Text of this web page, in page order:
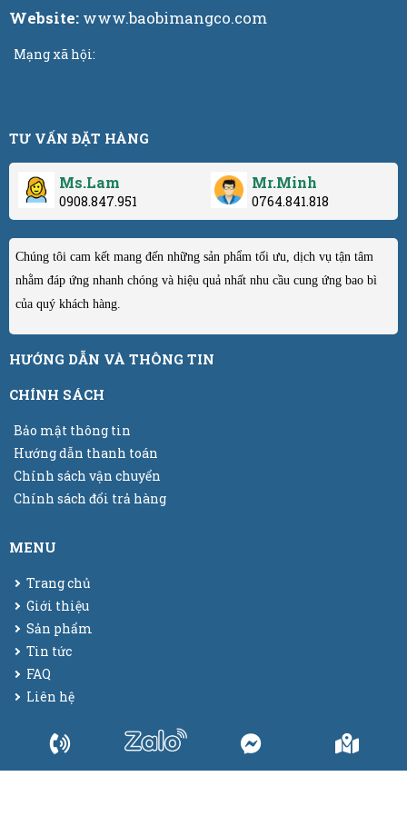
Website: www.baobimangco.com
Mạng xã hội:
TƯ VẤN ĐẶT HÀNG
Ms.Lam
0908.847.951
Mr.Minh
0764.841.818
Chúng tôi cam kết mang đến những sản phẩm tối ưu, dịch vụ tận tâm
nhằm đáp ứng nhanh chóng và hiệu quả nhất nhu cầu cung ứng bao bì
của quý khách hàng.
HƯỚNG DẪN VÀ THÔNG TIN
CHÍNH SÁCH
Bảo mật thông tin
Hướng dẫn thanh toán
Chính sách vận chuyển
Chính sách đổi trả hàng
MENU
Trang chủ
Giới thiệu
Sản phẩm
Tin tức
FAQ
Liên hệ
Bao bì màng co